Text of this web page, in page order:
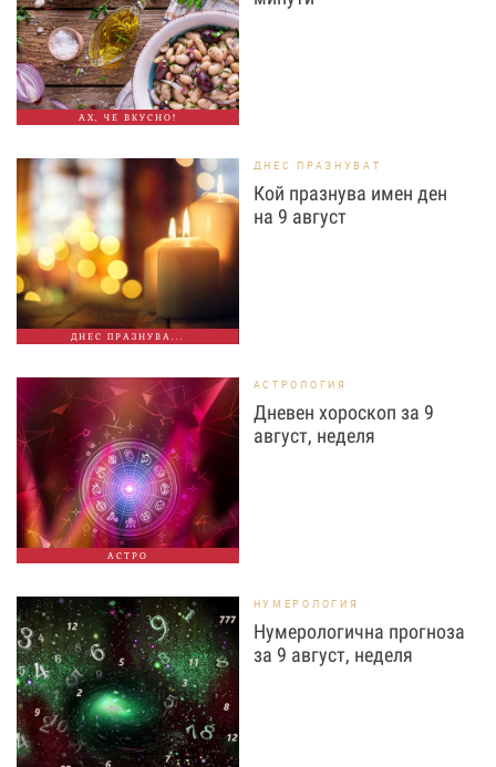
АХ, ЧЕ ВКУСНО!
ДНЕС ПРАЗНУВА...
ДНЕС ПРАЗНУВАТ
Кой празнува имен ден
на 9 август
АСТРО
АСТРОЛОГИЯ
Дневен хороскоп за 9
август, неделя
НУМЕРОЛОГИЯ
Нумерологична прогноза
за 9 август, неделя